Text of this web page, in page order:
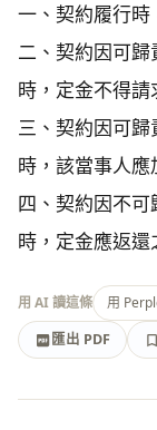
一、契約履行時
二、契約因可
時，定金不得請
三、契約因可
時，該當事人應
四、契約因不
時，定金應返還
用 AI 讀這條 用
匯出 PDF
匯出 PDF
加入書籤